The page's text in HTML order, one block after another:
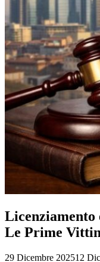
Le Prime
29 Dicembre 202512